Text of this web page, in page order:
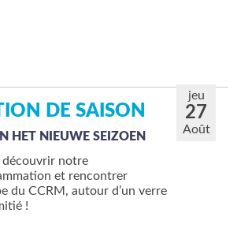
jeu
27
Août
DE SAISON
HET NIEUWE SEIZOEN
découvrir notre
et rencontrer
du CCRM, autour d’un verre
!